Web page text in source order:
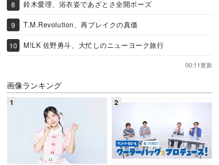
鈴木愛理、浴衣姿であざとさ全開ポーズ
T.M.Revolution、再ブレイクの真価
M!LK 佐野勇斗、大忙しのニューヨーク旅行
00:11更新
画像ランキング